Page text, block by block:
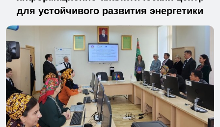
для устойчивого развития энергетики